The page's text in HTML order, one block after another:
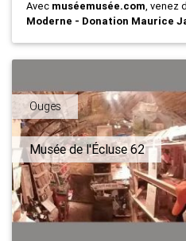
Avec muséemusée.com, venez
Moderne - Donation Maurice
Ouges
Musée de l'Écluse 62